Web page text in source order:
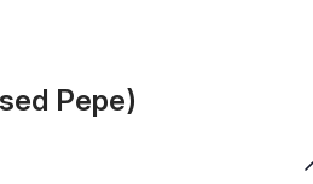
Pepe)